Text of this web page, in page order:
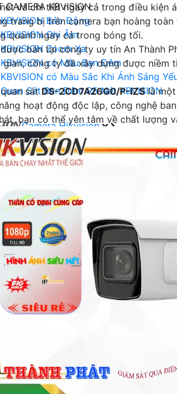
CAMERA KBVISION
Báo Động
Ghi Âm
Zoom Xa
có Màu Ban Đêm
có Màu Sắc Khi Ánh Sáng
Sát Ban Đêm Rõ Nét KBVISION
Camera Hikvision
Hikvision
Trọn Bộ HIKVISION
Ai
HIKVISION
Wifi 360 HIKVISION
Wifi Trong Nhà HIKVISION
Wifi Ngoài Trời HIKVISION
HIKVISION
HIKVISION Xoay 360
Sắc Nét HIKVISION
2MP
8MP
CAMERA HIKVISION
Báo Động
Ghi Âm Hikvision
và chi tiết ngay cả trong điều kiện
trang bị trên camera bạn hoàng
quanh ngay cả trong bóng tối.
bán tại công ty uy tín An Thành
gian, công ty đã xây dựng được niềm
sátDS-2CD7A26G0/P-IZSlà một
hoạt động độc lập, công nghệ
bạn có thể yên tâm về chất lượng